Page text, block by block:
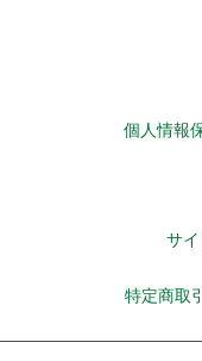
個人情報
サ
特定商取